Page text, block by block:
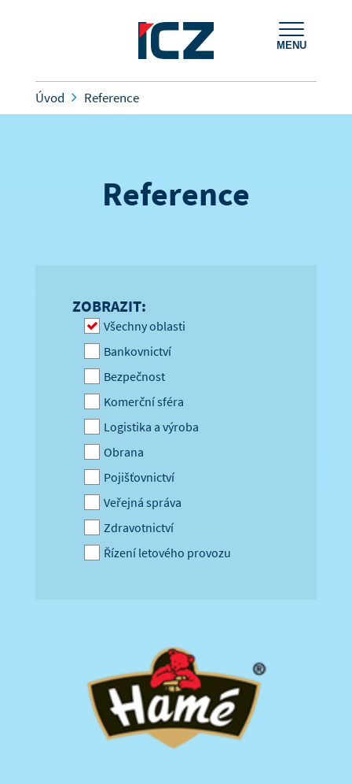
MENU
Úvod Reference
Reference
ZOBRAZIT:
Všechny oblasti
Bankovnictví
Bezpečnost
Komerční sféra
Logistika a výroba
Obrana
Pojišťovnictví
Veřejná správa
Zdravotnictví
Řízení letového provozu